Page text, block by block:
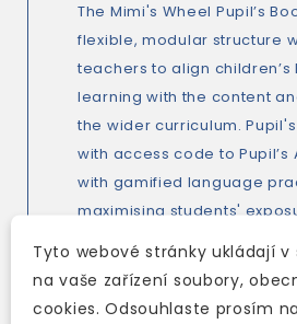
The Mimi's Wheel Pupil’s
flexible, modular structure
teachers to align children’s
learning with the content
the wider curriculum.
with access code to Pupil’s
with gamified language
maximising students'
HERE
Tyto webové stránky ukládají v
na vaše zařízení soubory,
cookies. Odsouhlaste prosím